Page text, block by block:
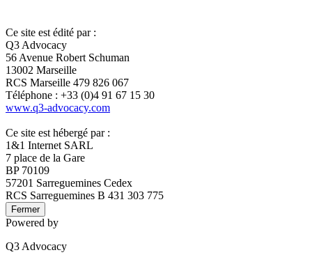
Ce site est édité par :
Q3 Advocacy
56 Avenue Robert Schuman
13002 Marseille
RCS Marseille 479 826 067
Téléphone : +33 (0)4 91 67 15 30
www.q3-advocacy.com
Ce site est hébergé par :
1&1 Internet SARL
7 place de la Gare
BP 70109
57201 Sarreguemines Cedex
RCS Sarreguemines B 431 303 775
Fermer
Powered by
Q3 Advocacy